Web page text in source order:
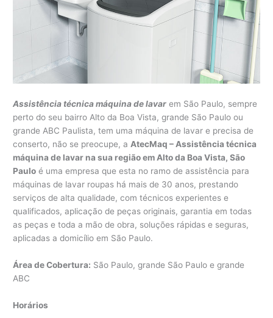
Assistência técnica máquina de lavar em São Paulo, sempre
perto do seu bairro Alto da Boa Vista, grande São Paulo ou
grande ABC Paulista, tem uma máquina de lavar e precisa de
conserto, não se preocupe, aAtecMaq – Assistência técnica
máquina de lavar na sua região em Alto da Boa Vista, São
Paulo é uma empresa que esta no ramo de assistência para
máquinas de lavar roupas há mais de 30 anos, prestando
serviços de alta qualidade, com técnicos experientes e
qualificados, aplicação de peças originais, garantia em todas
as peças e toda a mão de obra, soluções rápidas e seguras,
aplicadas a domicílio em São Paulo.
Área de Cobertura: São Paulo, grande São Paulo e grande
ABC
Horários